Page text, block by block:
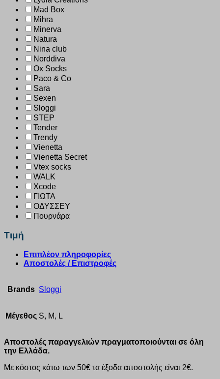
Mad Box
Mihra
Minerva
Natura
Nina club
Norddiva
Ox Socks
Paco & Co
Sara
Sexen
Sloggi
STEP
Tender
Trendy
Vienetta
Vienetta Secret
Vtex socks
WALK
Xcode
ΓΙΩΤΑ
ΟΔΥΣΣΕΥ
Πουρνάρα
Τιμή
Επιπλέον πληροφορίες
Αποστολές / Επιστροφές
Brands Sloggi
Μέγεθος S, M, L
Αποστολές παραγγελιών πραγματοποιούνται σε όλη
την Ελλάδα.
Με κόστος κάτω των 50€ τα έξοδα αποστολής είναι 2€.